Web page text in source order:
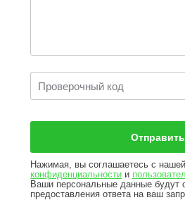
Нажимая, вы соглашаетесь с нашей
конфиденциальности и
Ваши персональные данные будут
предоставления ответа на ваш